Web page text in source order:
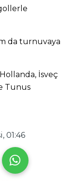
da turnuvaya
İsveç
Tunus
01:46